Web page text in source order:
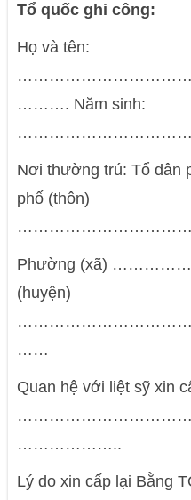
Tổ quốc ghi công:
Họ và tên:
………. Năm sinh:
Nơi thường trú: Tổ
phố (thôn)
Phường (xã)
(huyện)
……
Quan hệ với liệt sỹ xin
………………..
Lý do xin cấp lại Bằng